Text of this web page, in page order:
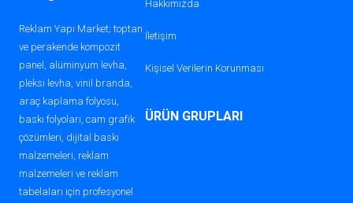
Reklam Yapı Market; toptan
ve perakende kompozit
panel, alüminyum levha,
pleksi levha, vinil branda,
araç kaplama folyosu,
baskı folyoları, cam grafik
çözümleri, dijital baskı
malzemeleri, reklam
malzemeleri ve reklam
tabelaları için profesyonel
Hakkımızda
İletişim
Kişisel Verilerin Korunması
ÜRÜN GRUPLARI